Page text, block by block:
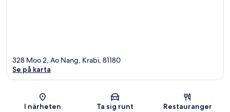
Karta
328 Moo 2, Ao Nang, Krabi, 81180
Se på karta
I närheten Ta sig runt Restauranger